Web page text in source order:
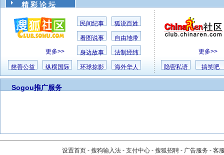
精 彩 论 坛
更多>>
民间纪事 狐说百姓
看图说事 自由地带
身边故事 法制经纬
慈善公益 纵横国际 环球掠影 海外华人
更多>>
隐密私语 搞笑吧
Sogou推广服务
设置首页 - 搜狗输入法 - 支付中心 - 搜狐招聘 - 广告服务 - 客